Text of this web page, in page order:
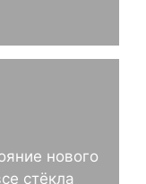
нового
стёкла